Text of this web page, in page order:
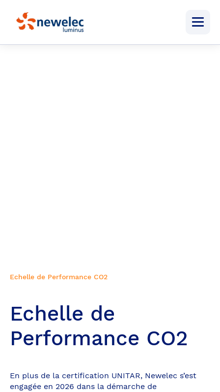
Echelle de Performance CO2
Echelle de
Performance CO2
En plus de la certification UNITAR, Newelec s’est
engagée en 2026 dans la démarche de